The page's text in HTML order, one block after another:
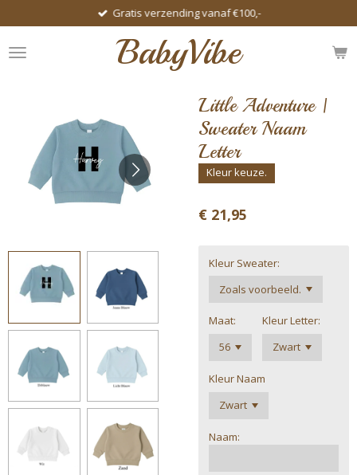
direct
naar
de
BabyVibe
Gratis verzending vanaf €100,-
Little Adventure |
Sweater Naam
Letter
Kleur keuze.
€ 21,95
Kleur Sweater:
Maat: Kleur Letter:
Kleur Naam
Naam: